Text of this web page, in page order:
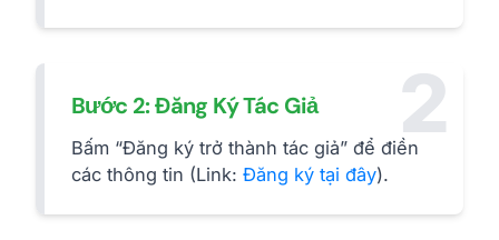
2
Bước 2: Đăng Ký Tác Giả
Bấm “Đăng ký trở thành tác giả” để điền
các thông tin (Link: Đăng ký tại đây).